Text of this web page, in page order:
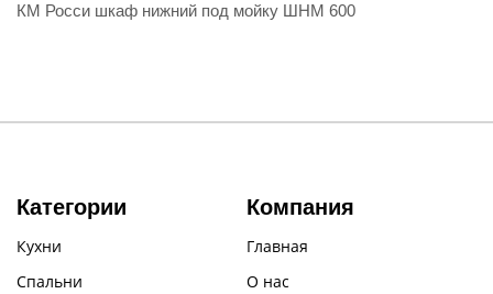
КМ Росси шкаф нижний под мойку ШНМ 600
Категории
Кухни
Спальни
Компания
Главная
О нас